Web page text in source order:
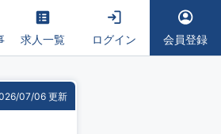
求人一覧 ログイン 会員登録
07/06 更新